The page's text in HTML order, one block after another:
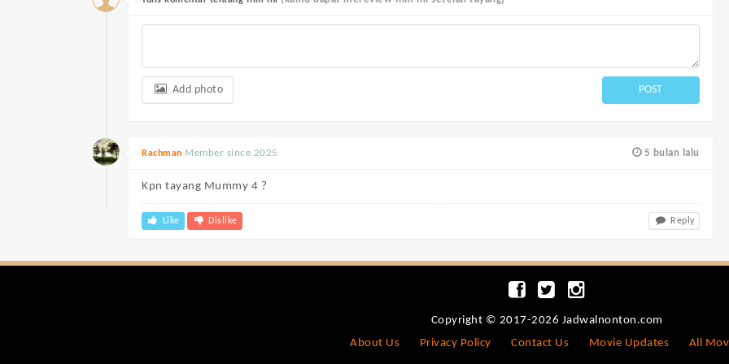
Add photo POST
5 bulan lalu
Rachman Member since 2025
Kpn tayang Mummy 4 ?
Like Dislike Reply
Copyright © 2017-2026 Jadwalnonton.com
About Us
Privacy Policy Contact Us Movie Updates All